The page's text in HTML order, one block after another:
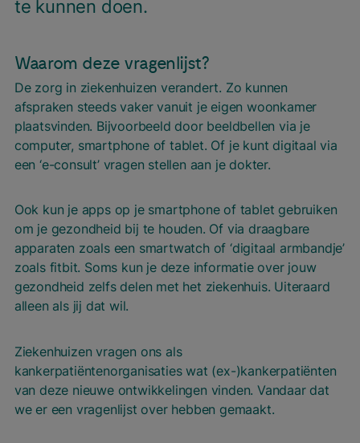
te kun­nen doen.
Waarom deze vragenlijst?
De zorg in ziekenhuizen verandert. Zo kunnen
afspraken steeds vaker vanuit je eigen woonkamer
plaatsvinden. Bijvoorbeeld door beeldbellen via je
computer, smartphone of tablet. Of je kunt digitaal via
een ‘e-consult’ vragen stellen aan je dokter.
Ook kun je apps op je smartphone of tablet gebruiken
om je gezondheid bij te houden. Of via draagbare
apparaten zoals een smartwatch of ‘digitaal armbandje’
zoals fitbit. Soms kun je deze informatie over jouw
gezondheid zelfs delen met het ziekenhuis. Uiteraard
alleen als jij dat wil.
Ziekenhuizen vragen ons als
kankerpatiëntenorganisaties wat (ex-)kankerpatiënten
van deze nieuwe ontwikkelingen vinden. Vandaar dat
we er een vragenlijst over hebben gemaakt.